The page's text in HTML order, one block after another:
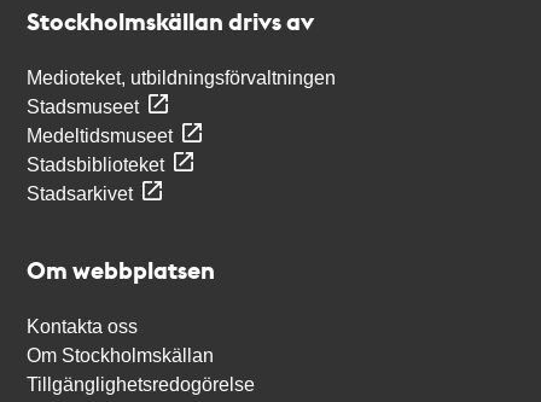
Stockholmskällan drivs av
Medioteket, utbildningsförvaltningen
Stadsmuseet
Medeltidsmuseet
Stadsbiblioteket
Stadsarkivet
Om webbplatsen
Kontakta oss
Om Stockholmskällan
Tillgänglighetsredogörelse